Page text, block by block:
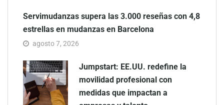
Servimudanzas supera las 3.000 reseñas con 4,8
estrellas en mudanzas en Barcelona
agosto 7, 2026
Jumpstart: EE.UU. redefine la
movilidad profesional con
medidas que impactan a